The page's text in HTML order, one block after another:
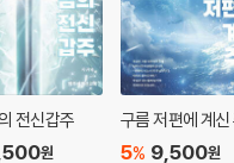
답답함을 느끼느냐?
를 외치라
주님의 은혜가 없이는 살 수가 없
아갈 것이다
전신갑주
원
구름 저편에 계신
9,500원
5%